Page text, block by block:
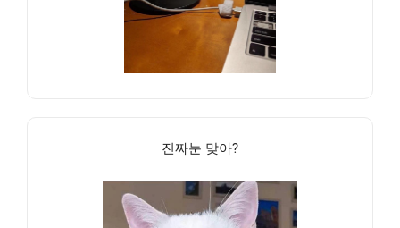
진짜눈 맞아?